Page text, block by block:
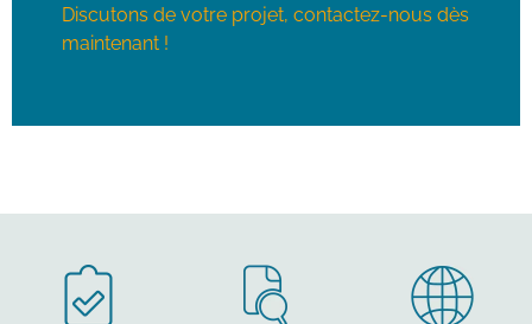
Discutons de votre projet, contactez-nous dès
maintenant !